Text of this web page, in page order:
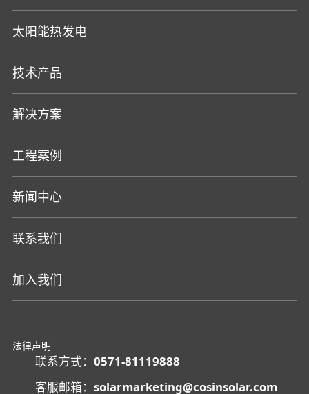
太阳能热发电
技术产品
解决方案
工程案例
新闻中心
联系我们
加入我们
法律声明
联系方式：0571-81119888
客服邮箱：solarmarketing@cosinsolar.com